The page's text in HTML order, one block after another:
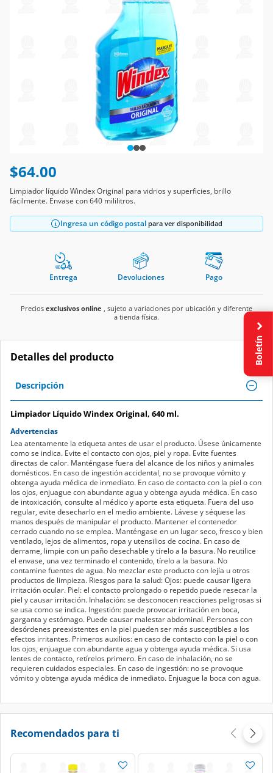
$64.00
Limpiador líquido Windex Original para vidrios y superficies, brillo
fácilmente. Envase con 640 mililitros.
Ingresa un código postal para ver disponibilidad
Entrega Devoluciones Pago
Precios exclusivos online , sujeto a variaciones por ubicación y diferente
a tienda física.
Detalles del producto
Descripción
Limpiador Líquido Windex Original, 640 ml.
Advertencias
Lea atentamente la etiqueta antes de usar el producto. Úsese únicamente
como se indica. Evite el contacto con ojos, piel y ropa. Evite fuentes
directas de calor. Manténgase fuera del alcance de los niños y animales
domésticos. En caso de ingestión accidental, no se provoque vómito y
obtenga ayuda médica de inmediato. En caso de contacto con la piel o con
los ojos, enjuague con abundante agua y obtenga ayuda médica. En caso
de intoxicación, consulte al médico y aporte esta etiqueta. Fuera del uso
regular, evite desecharlo en el medio ambiente. Lávese y séquese las
manos después de manipular el producto. Mantener el contenedor
cerrado cuando no se emplea. Manténgase en un lugar seco, fresco y bien
ventilado, lejos de alimentos, ropa y utensilios de cocina. En caso de
derrame, limpie con un paño desechable y tírelo a la basura. No reutilice
el envase, una vez terminado el contenido, tírelo a la basura. No
contamine fuentes de agua. No mezclar este producto con lejía u otros
productos de limpieza. Riesgos para la salud: Ojos: puede causar ligera
irritación ocular. Piel: el contacto prolongado o repetido puede resecar la
piel y causar irritación. Inhalación: se desconocen reacciones peligrosas si
se usa como se indica. Ingestión: puede provocar irritación en boca,
garganta y estómago. Puede causar malestar abdominal. Personas con
desórdenes preexistentes en la piel pueden ser más susceptibles a los
efectos irritantes. Primeros auxilios: en caso de contacto con la piel o con
los ojos, enjuague con abundante agua y obtenga ayuda médica. Si usa
lentes de contacto, retírelos primero. En caso de inhalación, no se
requieren cuidados especiales. En caso de ingestión: no se provoque
vómito y obtenga ayuda médica de inmediato. Enjuague la boca con agua.
Recomendados para ti
Boletín